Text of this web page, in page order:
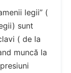
legii” (
sunt
( de la
muncă la